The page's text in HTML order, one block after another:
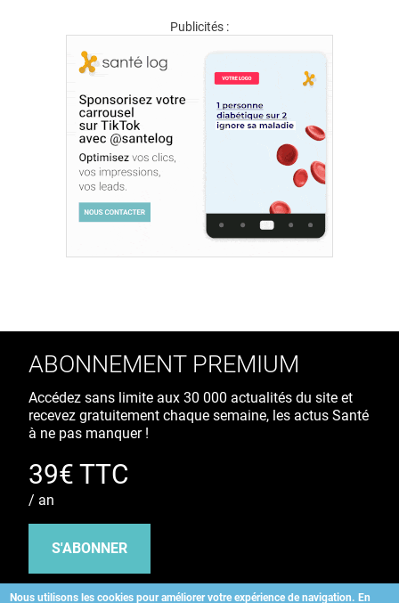
Publicités :
Nous utilisons les cookies pour améliorer votre expérience de navigation. En
ABONNEMENT PREMIUM
Accédez sans limite aux 30 000 actualités du site et
recevez gratuitement chaque semaine, les actus Santé
à ne pas manquer !
39€ TTC
/ an
S'ABONNER